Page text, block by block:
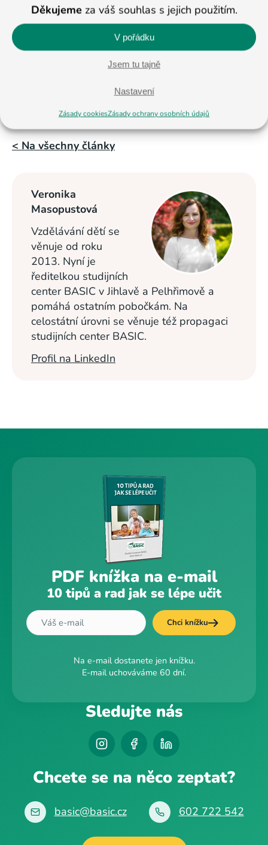
Děkujemeza váš souhlas s jejich použitím.
V pořádku
Jsem tu tajně
Nastavení
Zásady cookiesZásady ochrany osobních údajů
< Na všechny články
Veronika
Masopustová
Vzdělávání dětí se
věnuje od roku
2013. Nyní je
ředitelkou studijních
center BASIC v Jihlavě a Pelhřimově a
pomáhá ostatním pobočkám. Na
celostátní úrovni se věnuje též propagaci
studijních center BASIC.
Profil na LinkedIn
PDF knížka na e-mail
10 tipů a rad jak se lépe učit
Chci knížku
Na e-mail dostanete jen knížku.
E-mail uchováváme 60 dní.
Sledujte nás
Chcete se na něco zeptat?
basic@basic.cz 602 722 542